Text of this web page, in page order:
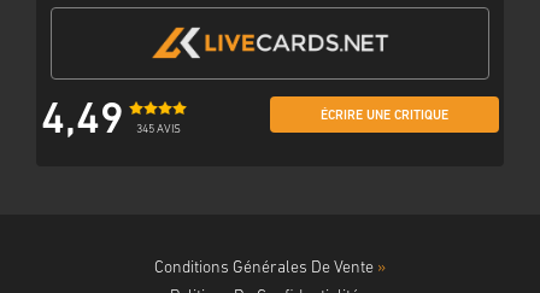
4,49 345 AVIS
ÉCRIRE UNE CRITIQUE
Conditions Générales De Vente »